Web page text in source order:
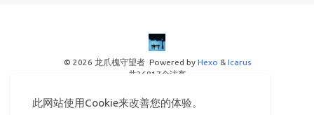
此网站使用Cookie来改善您的体验。
© 2026 龙爪槐守望者Powered by Hexo & Icarus
共26817 个访客
备案号：湘ICP备15019925号-1